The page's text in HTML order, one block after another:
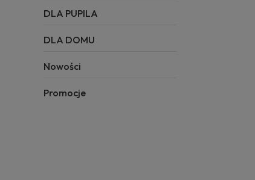
DLA PUPILA
DLA DOMU
Nowości
Promocje